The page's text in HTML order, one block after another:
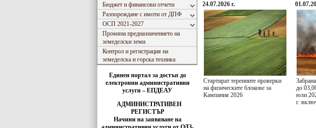
Бюджет и финансови отчети
Разпореждане с имоти от ДПФ
ОСП 2021-2027
Промяна предназначението на
земеделски земи
Контрол и регистрация на
земеделска и горска техника
Единен портал за достъп до
електронни административни
услуги – ЕПДЕАУ
АДМИНИСТРАТИВЕН
РЕГИСТЪР
Начини на заявяване на
24.07.2026 г.
Стартират теренните проверки
на физическите блокове за
Кампания 2026
до
юли
г.